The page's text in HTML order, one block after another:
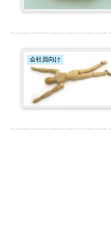
会社員向け